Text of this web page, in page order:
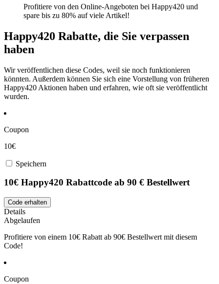
Profitiere von den Online-Angeboten bei Happy420 und
spare bis zu 80% auf viele Artikel!
Happy420 Rabatte, die Sie verpassen
haben
Wir veröffentlichen diese Codes, weil sie noch funktionieren
könnten. Außerdem können Sie sich eine Vorstellung von früheren
Happy420 Aktionen haben und erfahren, wie oft sie veröffentlicht
wurden.
Coupon
10€
Speichern
10€ Happy420 Rabattcode ab 90 € Bestellwert
Code erhalten
Details
Abgelaufen
Profitiere von einem 10€ Rabatt ab 90€ Bestellwert mit diesem
Code!
Coupon